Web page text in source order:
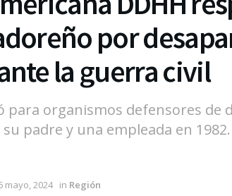
por
la guerra civil
para organismos defensores de
padre y una empleada en
mayo, 2024 in Región